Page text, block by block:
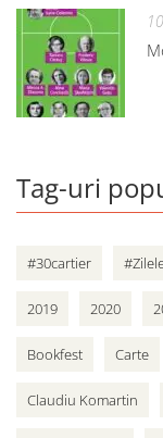
Tag-uri
#30cartier
2019 2020
Bookfest Carte
Claudiu Komartin